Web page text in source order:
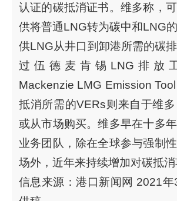
认证的碳抵消证书。维多称，
供将普通LNG转为碳中和LNG
供LNG从井口到卸港所需的碳
过伍德麦肯锡LNG排放
Mackenzie LMG Emission
抵消所需的VERs则来自于维
或从市场购买。维多早在十多
业务团队，除在全球参与强制
场外，近年来持续增加对碳抵消
信息来源：港口新闻网 2021